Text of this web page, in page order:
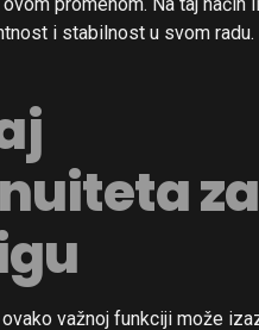
promenom. Na taj način
i stabilnost u svom radu.
za
ovako važnoj funkciji može
Whatsapp
Email